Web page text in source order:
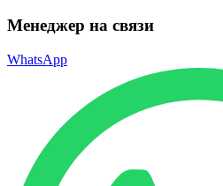
Менеджер на связи
WhatsApp